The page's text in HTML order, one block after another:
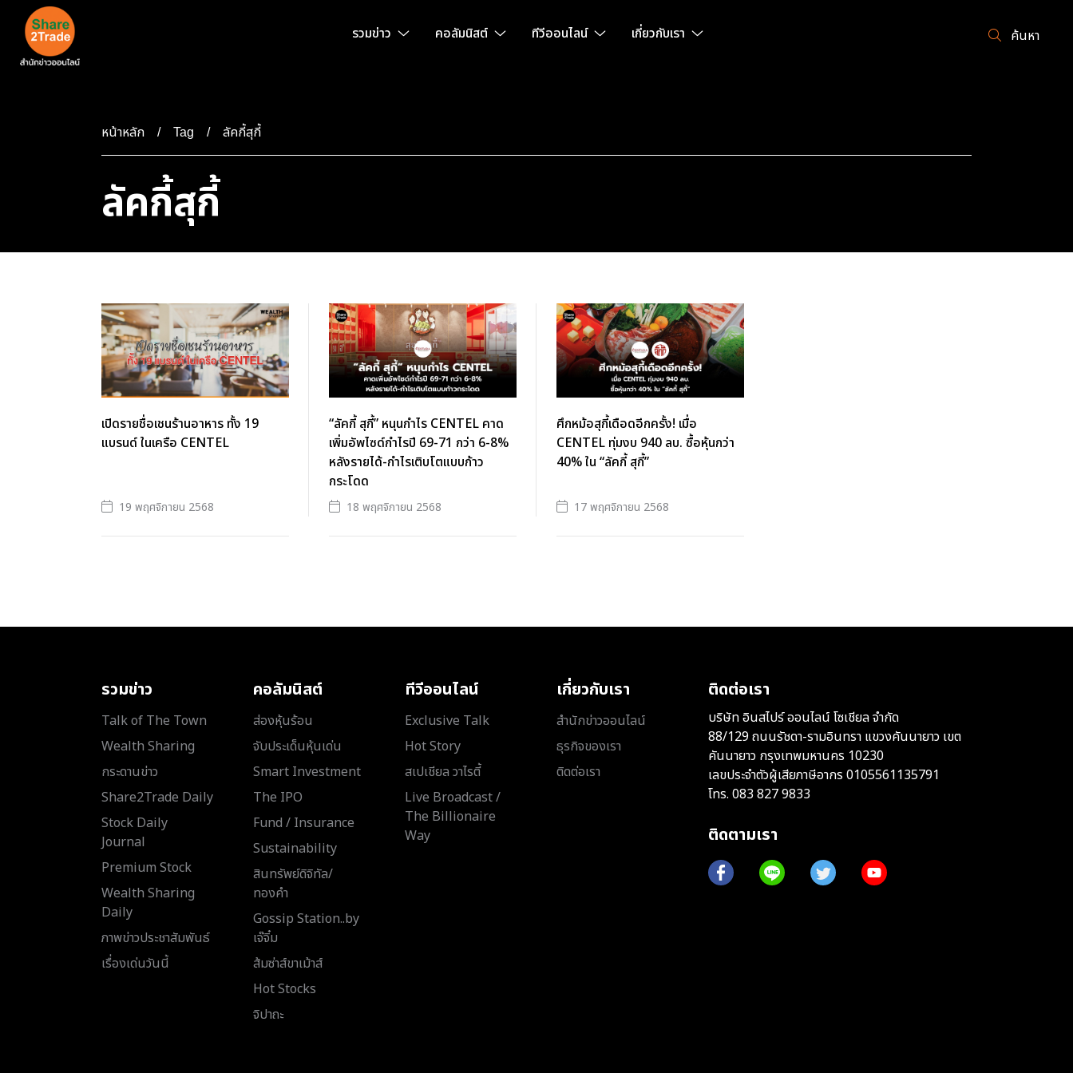
รวมข่าว คอลัมนิสต์ ทีวีออนไลน์ เกี่ยวกับเรา ค้นหา
หน้าหลัก Tag ลัคกี้สุกี้
ลัคกี้สุกี้
เปิดรายชื่อเชนร้านอาหาร ทั้ง 19
แบรนด์ ในเครือ CENTEL
19 พฤศจิกายน 2568
“ลัคกี้ สุกี้” หนุนกำไร CENTEL คาด
เพิ่มอัพไซด์กำไรปี 69-71 กว่า 6-8%
หลังรายได้-กำไรเติบโตแบบก้าว
กระโดด
18 พฤศจิกายน 2568
ศึกหม้อสุกี้เดือดอีกครั้ง! เมื่อ
CENTEL ทุ่มงบ 940 ลบ. ซื้อหุ้นกว่า
40% ใน “ลัคกี้ สุกี้”
17 พฤศจิกายน 2568
รวมข่าว
Talk of The Town
Wealth Sharing
กระดานข่าว
Share2Trade Daily
Stock Daily
Journal
Premium Stock
Wealth Sharing
Daily
ภาพข่าวประชาสัมพันธ์
เรื่องเด่นวันนี้
คอลัมนิสต์
ส่องหุ้นร้อน
จับประเด็นหุ้นเด่น
Smart Investment
The IPO
Fund / Insurance
Sustainability
สินทรัพย์ดิจิทัล/
ทองคำ
Gossip Station..by
เจ๊จิ๋ม
ส้มซ่าส์ขาเม้าส์
Hot Stocks
จิปาถะ
ทีวีออนไลน์
Exclusive Talk
Hot Story
สเปเชียล วาไรตี้
Live Broadcast /
The Billionaire
Way
เกี่ยวกับเรา
สำนักข่าวออนไลน์
ธุรกิจของเรา
ติดต่อเรา
ติดต่อเรา
บริษัท อินสไปร์ ออนไลน์ โซเชียล จำกัด
88/129 ถนนรัชดา-รามอินทรา แขวงคันนายาว เขต
คันนายาว กรุงเทพมหานคร 10230
เลขประจำตัวผู้เสียภาษีอากร 0105561135791
โทร. 083 827 9833
ติดตามเรา